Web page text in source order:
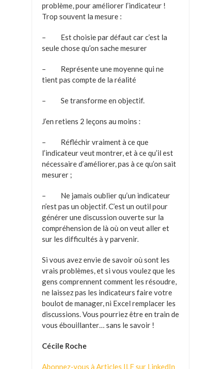
problème, pour améliorer l’indicateur !
Trop souvent la mesure :
– Est choisie par défaut car c’est la
seule chose qu’on sache mesurer
– Représente une moyenne qui ne
tient pas compte de la réalité
– Se transforme en objectif.
J’en retiens 2 leçons au moins :
– Réfléchir vraiment à ce que
l’indicateur veut montrer, et à ce qu’il est
nécessaire d’améliorer, pas à ce qu’on sait
mesurer ;
– Ne jamais oublier qu’un indicateur
n’est pas un objectif. C’est un outil pour
générer une discussion ouverte sur la
compréhension de là où on veut aller et
sur les difficultés à y parvenir.
Si vous avez envie de savoir où sont les
vrais problèmes, et si vous voulez que les
gens comprennent comment les résoudre,
ne laissez pas les indicateurs faire votre
boulot de manager, ni Excel remplacer les
discussions. Vous pourriez être en train de
vous ébouillanter… sans le savoir !
Cécile Roche
Abonnez-vous à Articles ILF sur LinkedIn